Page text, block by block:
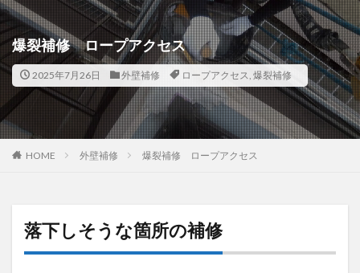
爆裂補修 ロープアクセス
2025年7月26日 外壁補修 ロープアクセス, 爆裂補修
HOME 外壁補修 爆裂補修 ロープアクセス
落下しそうな箇所の補修